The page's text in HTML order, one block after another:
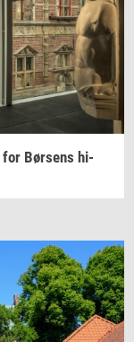
for Bør­sens hi­